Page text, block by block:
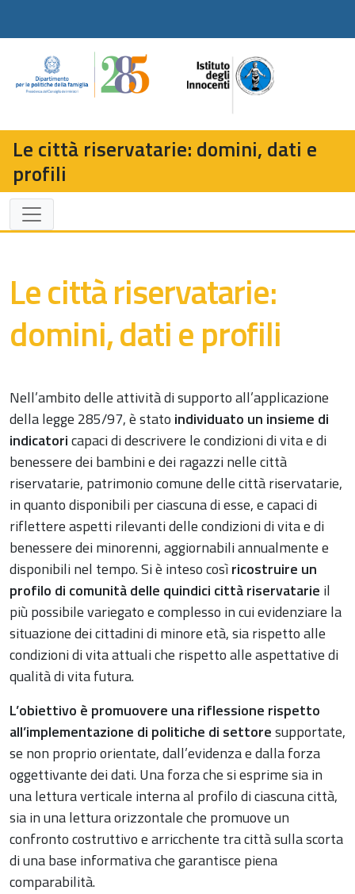
Le città riservatarie: domini, dati e
profili
Le città riservatarie:
domini, dati e profili
Nell’ambito delle attività di supporto all’applicazione
della legge 285/97, è stato individuato un insieme di
indicatoricapaci di descrivere le condizioni di vita e di
benessere dei bambini e dei ragazzi nelle città
riservatarie, patrimonio comune delle città riservatarie,
in quanto disponibili per ciascuna di esse, e capaci di
riflettere aspetti rilevanti delle condizioni di vita e di
benessere dei minorenni, aggiornabili annualmente e
disponibili nel tempo. Si è inteso cosìricostruire un
profilo di comunità delle quindici città riservatarie il
più possibile variegato e complesso in cui evidenziare la
situazione dei cittadini di minore età, sia rispetto alle
condizioni di vita attuali che rispetto alle aspettative di
qualità di vita futura.
L’obiettivo è promuovere una riflessione rispetto
all’implementazione di politiche di settoresupportate,
se non proprio orientate, dall’evidenza e dalla forza
oggettivante dei dati. Una forza che si esprime sia in
una lettura verticale interna al profilo di ciascuna città,
sia in una lettura orizzontale che promuove un
confronto costruttivo e arricchente tra città sulla scorta
di una base informativa che garantisce piena
comparabilità.